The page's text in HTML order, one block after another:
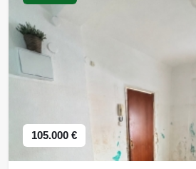
105.000 €